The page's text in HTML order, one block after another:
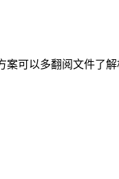
案可以多翻阅文件了